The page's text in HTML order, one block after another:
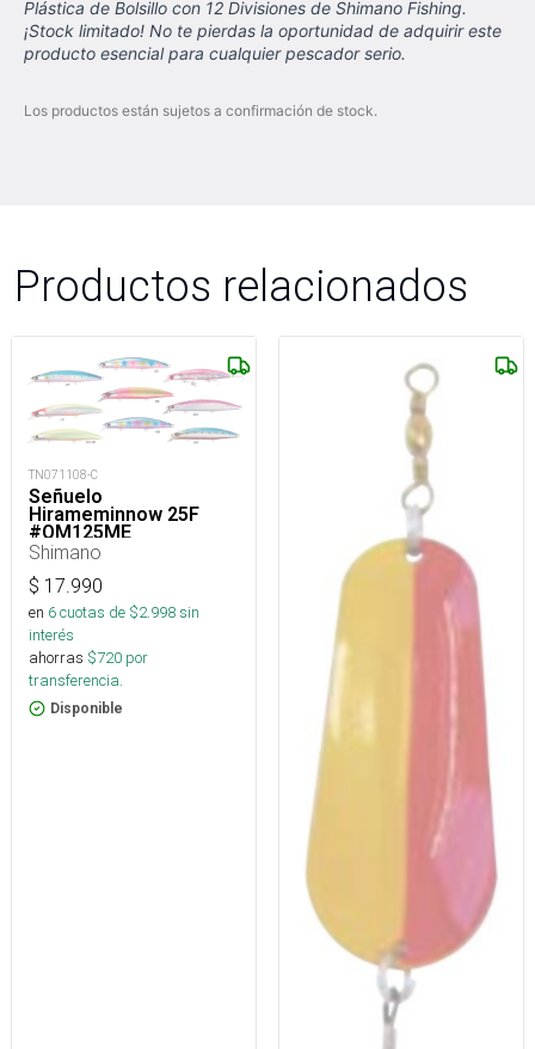
Plástica de Bolsillo con 12 Divisiones de Shimano Fishing.
¡Stock limitado! No te pierdas la oportunidad de adquirir este
producto esencial para cualquier pescador serio.
Los productos están sujetos a confirmación de stock.
Productos relacionados
TN071108-C
Señuelo
Hirameminnow 25F
#OM125ME
Shimano
$ 17.990
en 6cuotas de $2.998sin
interés
ahorras $720 por
transferencia.
Disponible